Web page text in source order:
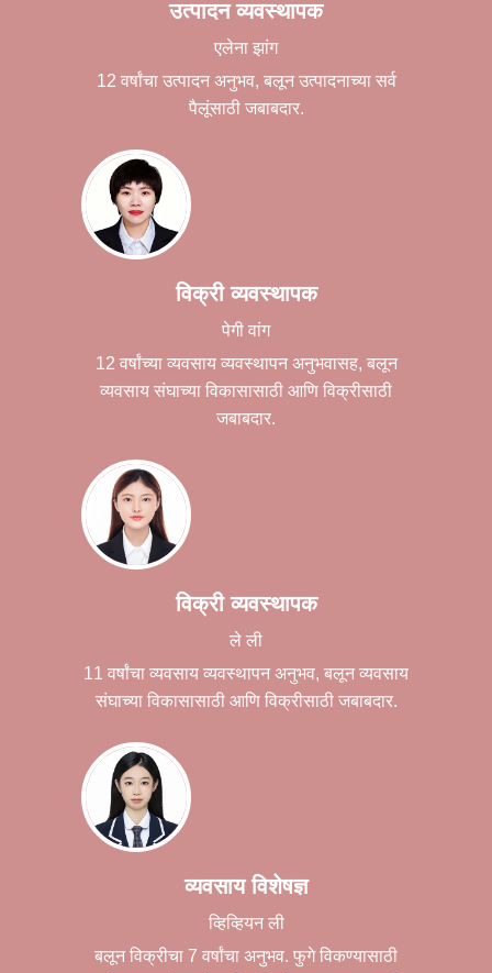
उत्पादन व्यवस्थापक
एलेना झांग
12 वर्षांचा उत्पादन अनुभव, बलून उत्पादनाच्या सर्व
पैलूंसाठी जबाबदार.
विक्री व्यवस्थापक
पेगी वांग
12 वर्षांच्या व्यवसाय व्यवस्थापन अनुभवासह, बलून
व्यवसाय संघाच्या विकासासाठी आणि विक्रीसाठी
जबाबदार.
विक्री व्यवस्थापक
ले ली
11 वर्षांचा व्यवसाय व्यवस्थापन अनुभव, बलून व्यवसाय
संघाच्या विकासासाठी आणि विक्रीसाठी जबाबदार.
व्यवसाय विशेषज्ञ
व्हिव्हियन ली
बलून विक्रीचा 7 वर्षांचा अनुभव. फुगे विकण्यासाठी